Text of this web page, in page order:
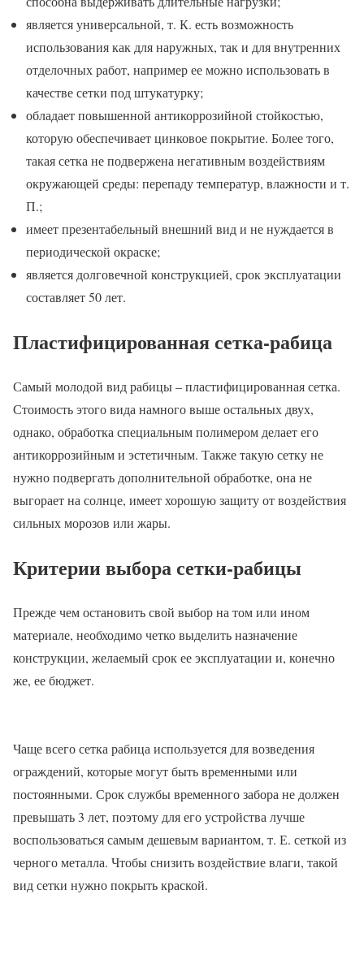
является универсальной, т. К. есть возможность
использования как для наружных, так и для внутренних
отделочных работ, например ее можно использовать в
качестве сетки под штукатурку;
обладает повышенной антикоррозийной стойкостью,
которую обеспечивает цинковое покрытие. Более того,
такая сетка не подвержена негативным воздействиям
окружающей среды: перепаду температур, влажности и т.
П.;
имеет презентабельный внешний вид и не нуждается в
периодической окраске;
является долговечной конструкцией, срок эксплуатации
составляет 50 лет.
Пластифицированная сетка-рабица
Самый молодой вид рабицы – пластифицированная сетка.
Стоимость этого вида намного выше остальных двух,
однако, обработка специальным полимером делает его
антикоррозийным и эстетичным. Также такую сетку не
нужно подвергать дополнительной обработке, она не
выгорает на солнце, имеет хорошую защиту от воздействия
сильных морозов или жары.
Критерии выбора сетки-рабицы
Прежде чем остановить свой выбор на том или ином
материале, необходимо четко выделить назначение
конструкции, желаемый срок ее эксплуатации и, конечно
же, ее бюджет.
Чаще всего сетка рабица используется для возведения
ограждений, которые могут быть временными или
постоянными. Срок службы временного забора не должен
превышать 3 лет, поэтому для его устройства лучше
воспользоваться самым дешевым вариантом, т. Е. сеткой из
черного металла. Чтобы снизить воздействие влаги, такой
вид сетки нужно покрыть краской.